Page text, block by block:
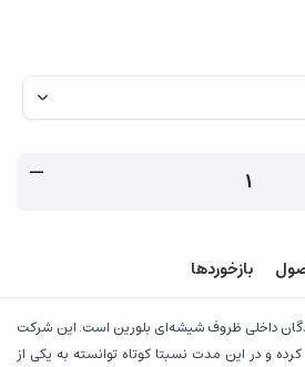
بازخوردها
داخلی ظروف شیشه‌ای بلورین است. این شرکت
کرده و در این مدت نسبتا کوتاه توانسته به یکی از